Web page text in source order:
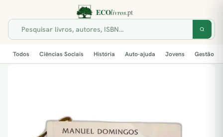
Todos Ciências Sociais História Auto-ajuda Jovens Gestão